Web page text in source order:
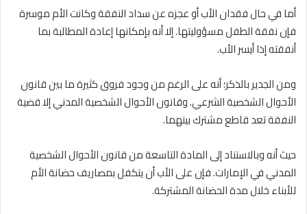
أما في حال فقدان الأب أو عجزه عن سداد النفقة وكانت الأم موسرة
فإن نفقة الطفل مسؤوليتها. إلا أنه بإمكانها إعادة المطالبة بما
أنفقته إذا أيسر الأب.
ومن الجدير بالذكر؛ أنه على الرغم من وجود فروق كثيرة ما بين قانون
الأحوال الشخصية الشرعي. وقانون الأحوال الشخصية المدني إلا قضية
النفقة تعد قاطع مشترك بينهما.
حيث أنه وبالاستناد إلى المادة التاسعة من قانون الأحوال الشخصية
المدني في الإمارات. فإن على الأب أن يتكفل بمصاريف حضانة الأم
للأبناء خلال مدة الحضانة المشتركة.